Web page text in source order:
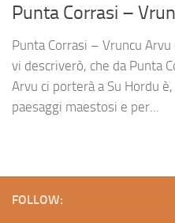
Punta Corrasi –
Punta Corrasi – Vruncu
vi descriverò, che da Punta
Arvu ci porterà a Su Hordu
paesaggi maestosi e per...
FOLLOW: